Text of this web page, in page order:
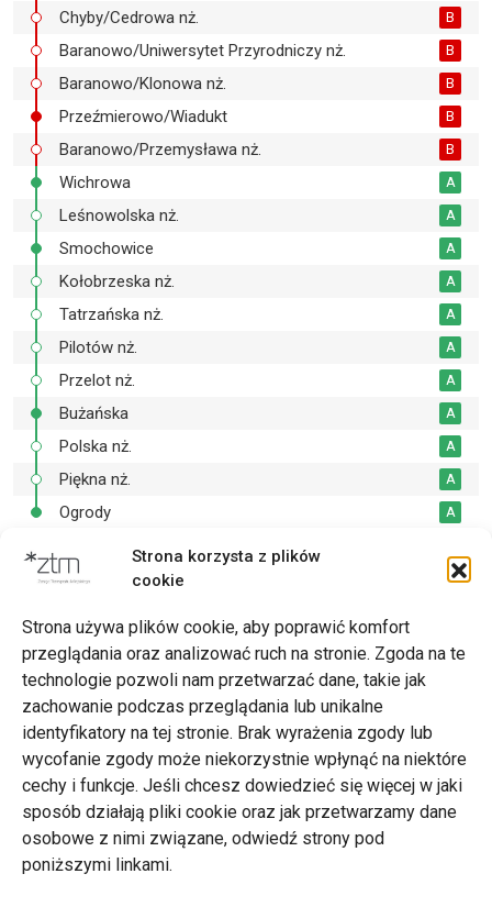
Strona korzysta z plików
cookie
Strona używa plików cookie, aby poprawić komfort
przeglądania oraz analizować ruch na stronie. Zgoda na te
technologie pozwoli nam przetwarzać dane, takie jak
zachowanie podczas przeglądania lub unikalne
identyfikatory na tej stronie. Brak wyrażenia zgody lub
wycofanie zgody może niekorzystnie wpłynąć na niektóre
cechy i funkcje. Jeśli chcesz dowiedzieć się więcej w jaki
sposób działają pliki cookie oraz jak przetwarzamy dane
osobowe z nimi związane, odwiedź strony pod
poniższymi linkami.
Chyby/Cedrowa nż. B
Baranowo/Uniwersytet Przyrodniczy nż. B
Baranowo/Klonowa nż. B
Przeźmierowo/Wiadukt B
Baranowo/Przemysława nż. B
Wichrowa A
Leśnowolska nż. A
Smochowice A
Kołobrzeska nż. A
Tatrzańska nż. A
Pilotów nż. A
Przelot nż. A
Bużańska A
Polska nż. A
Piękna nż. A
Ogrody A
Zarząd Transportu Miejskiego w Poznaniu
Napisz do nas
tel. 61 646 33 44
ul. Matejki 59, 60-770 Poznań